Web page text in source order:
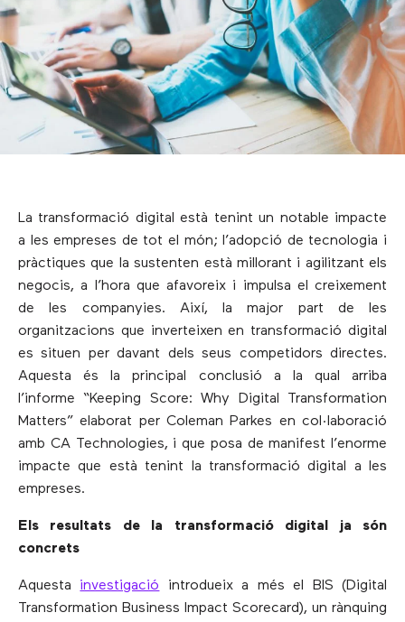
La transformació digital està tenint un notable impacte
a les empreses de tot el món; l’adopció de tecnologia i
pràctiques que la sustenten està millorant i agilitzant els
negocis, a l’hora que afavoreix i impulsa el creixement
de les companyies. Així, la major part de les
organitzacions que inverteixen en transformació digital
es situen per davant dels seus competidors directes.
Aquesta és la principal conclusió a la qual arriba
l’informe “Keeping Score: Why Digital Transformation
Matters” elaborat per Coleman Parkes en col·laboració
amb CA Technologies, i que posa de manifest l’enorme
impacte que està tenint la transformació digital a les
empreses.
Els resultats de la transformació digital ja són
concrets
Aquesta investigació introdueix a més el BIS (Digital
Transformation Business Impact Scorecard), un rànquing